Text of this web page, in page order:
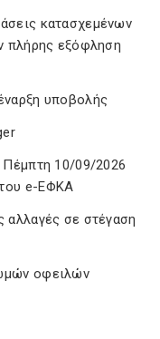
κατασχεμένων
πλήρης εξόφληση
υποβολής
Πέμπτη 10/09/2026
e-ΕΦΚΑ
αλλαγές σε στέγαση
οφειλών